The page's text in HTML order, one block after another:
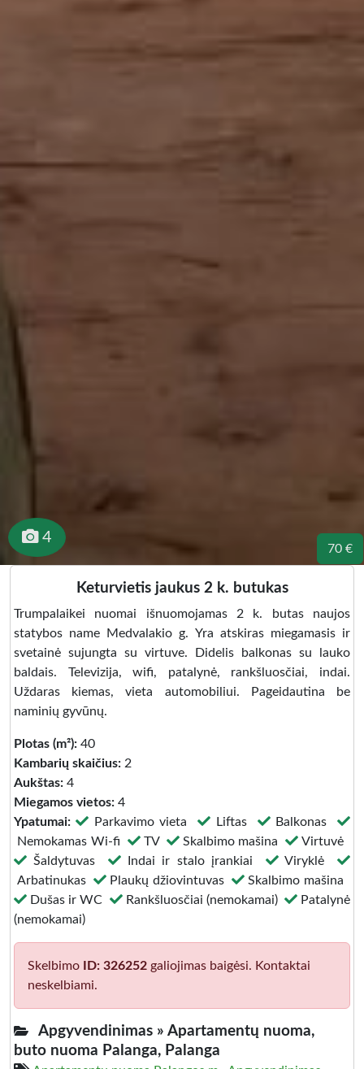
70 €
4
Keturvietis jaukus 2 k. butukas
Trumpalaikei nuomai išnuomojamas 2 k. butas naujos
statybos name Medvalakio g. Yra atskiras miegamasis ir
svetainė sujungta su virtuve. Didelis balkonas su lauko
baldais. Televizija, wifi, patalynė, rankšluosčiai, indai.
Uždaras kiemas, vieta automobiliui. Pageidautina be
naminių gyvūnų.
Plotas (m²): 40
Kambarių skaičius: 2
Aukštas: 4
Miegamos vietos: 4
Ypatumai:
Parkavimo vieta Liftas
Balkonas
Nemokamas Wi-fi
TV Skalbimo mašina
Virtuvė
Šaldytuvas
Indai ir stalo įrankiai
Viryklė
Arbatinukas
Plaukų džiovintuvas
Skalbimo mašina
Dušas ir WC
Rankšluosčiai (nemokamai)
Patalynė
(nemokamai)
Skelbimo ID: 326252 galiojimas baigėsi. Kontaktai
neskelbiami.
Apgyvendinimas » Apartamentų nuoma,
buto nuoma Palanga, Palanga